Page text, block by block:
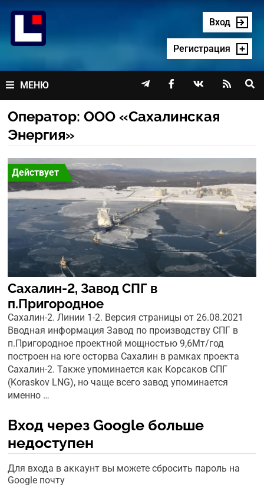
содержимому
Вход
Регистрация
МЕНЮ    
Оператор:ООО «Сахалинская
Энергия»
Действует
Сахалин-2, Завод СПГ в
п.Пригородное
Сахалин-2. Линии 1-2. Версия страницы от 26.08.2021
Вводная информация Завод по производству СПГ в
п.Пригородное проектной мощностью 9,6Мт/год
построен на юге осторва Сахалин в рамках проекта
Сахалин-2. Также упоминается как Корсаков СПГ
(Koraskov LNG), но чаще всего завод упоминается
именно …
Вход через Google больше
недоступен
Для входа в аккаунт вы можете сбросить пароль на
Google почту